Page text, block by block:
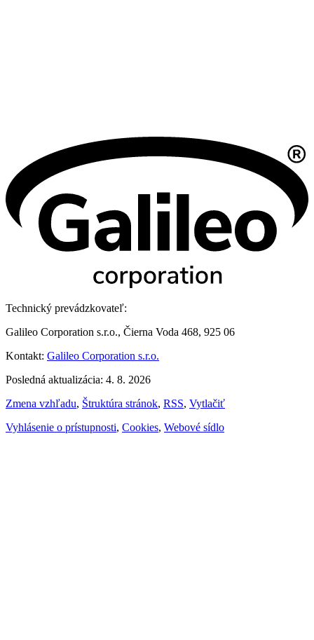
Technický prevádzkovateľ:
Galileo Corporation s.r.o., Čierna Voda 468, 925 06
Kontakt: Galileo Corporation s.r.o.
Posledná aktualizácia: 4. 8. 2026
Zmena vzhľadu, Štruktúra stránok, RSS, Vytlačiť
Vyhlásenie o prístupnosti, Cookies, Webové sídlo